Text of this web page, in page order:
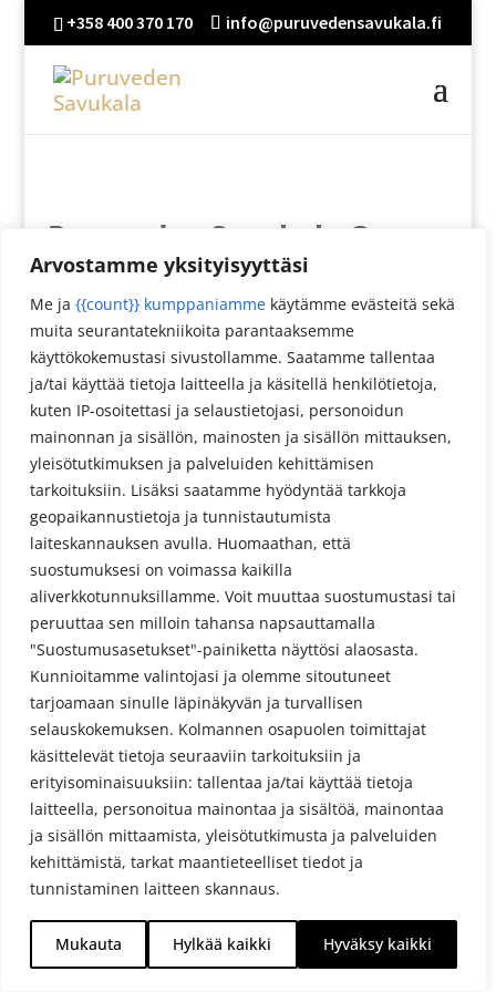
Arvostamme yksityisyyttäsi
Me ja {{count}} kumppaniamme käytämme evästeitä sekä
muita seurantatekniikoita parantaaksemme
käyttökokemustasi sivustollamme. Saatamme tallentaa
ja/tai käyttää tietoja laitteella ja käsitellä henkilötietoja,
kuten IP-osoitettasi ja selaustietojasi, personoidun
mainonnan ja sisällön, mainosten ja sisällön mittauksen,
yleisötutkimuksen ja palveluiden kehittämisen
tarkoituksiin. Lisäksi saatamme hyödyntää tarkkoja
geopaikannustietoja ja tunnistautumista
laiteskannauksen avulla. Huomaathan, että
suostumuksesi on voimassa kaikilla
aliverkkotunnuksillamme. Voit muuttaa suostumustasi tai
peruuttaa sen milloin tahansa napsauttamalla
"Suostumusasetukset"-painiketta näyttösi alaosasta.
Kunnioitamme valintojasi ja olemme sitoutuneet
tarjoamaan sinulle läpinäkyvän ja turvallisen
selauskokemuksen. Kolmannen osapuolen toimittajat
käsittelevät tietoja seuraaviin tarkoituksiin ja
erityisominaisuuksiin: tallentaa ja/tai käyttää tietoja
laitteella, personoitua mainontaa ja sisältöä, mainontaa
ja sisällön mittaamista, yleisötutkimusta ja palveluiden
kehittämistä, tarkat maantieteelliset tiedot ja
tunnistaminen laitteen skannaus.
Mukauta Hylkää kaikki Hyväksy kaikki
+358 400 370 170 info@puruvedensavukala.fi
Puruveden Savukala Oy
Poroniementie 2a
59800 Kesälahti
+358 400 370 170
info@puruvedensavukala.fi
Facebook
Tietosuojaseloste
www.avosorsa.com